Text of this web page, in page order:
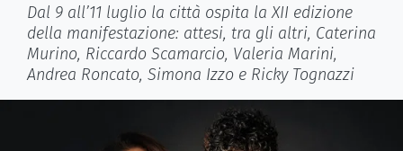
Dal 9 all’11 luglio la città ospita la XII edizione
della manifestazione: attesi, tra gli altri, Caterina
Murino, Riccardo Scamarcio, Valeria Marini,
Andrea Roncato, Simona Izzo e Ricky Tognazzi